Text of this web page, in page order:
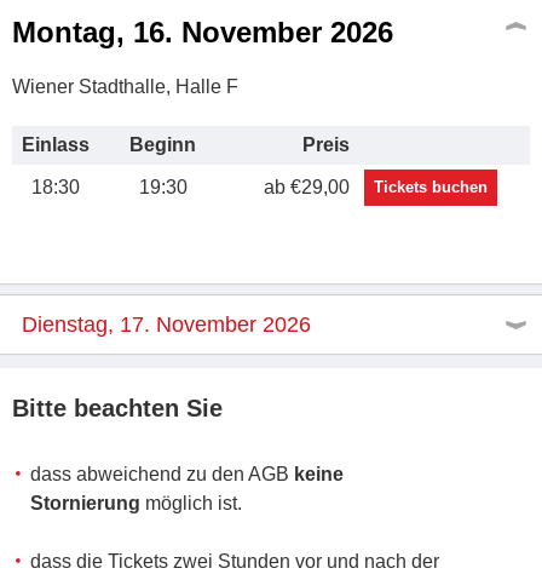
Montag, 16. November 2026
Wiener Stadthalle, Halle F
Einlass Beginn Preis
18:30 19:30 ab €29,00 Tickets buchen
Dienstag, 17. November 2026
Bitte beachten Sie
dass abweichend zu den AGB keine
Stornierung möglich ist.
dass die Tickets zwei Stunden vor und nach der